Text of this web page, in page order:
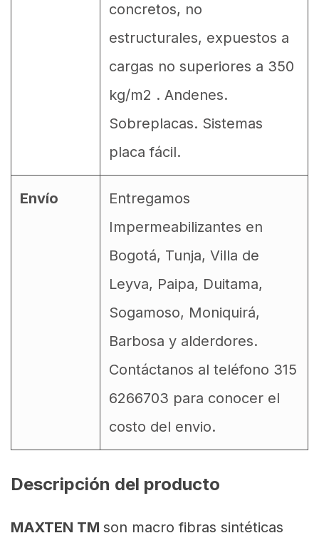
concretos, no
estructurales, expuestos a
cargas no superiores a 350
kg/m2 . Andenes.
Sobreplacas. Sistemas
placa fácil.
Envío
Entregamos
Impermeabilizantes en
Bogotá, Tunja, Villa de
Leyva, Paipa, Duitama,
Sogamoso, Moniquirá,
Barbosa y alderdores.
Contáctanos al teléfono 315
6266703 para conocer el
costo del envio.
Descripción del producto
MAXTEN TM son macro fibras sintéticas